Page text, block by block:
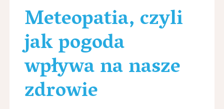
Meteopatia, czyli
jak pogoda
wpływa na nasze
zdrowie